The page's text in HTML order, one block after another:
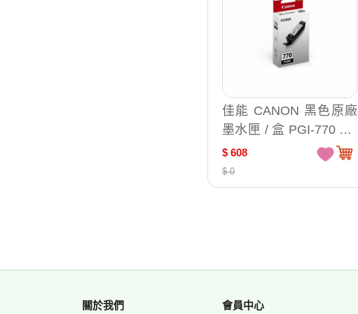
佳能 CANON 黑色原廠
墨水匣 / 盒 PGI-770 PG
BK
$ 608
$ 0
關於我們 會員中心